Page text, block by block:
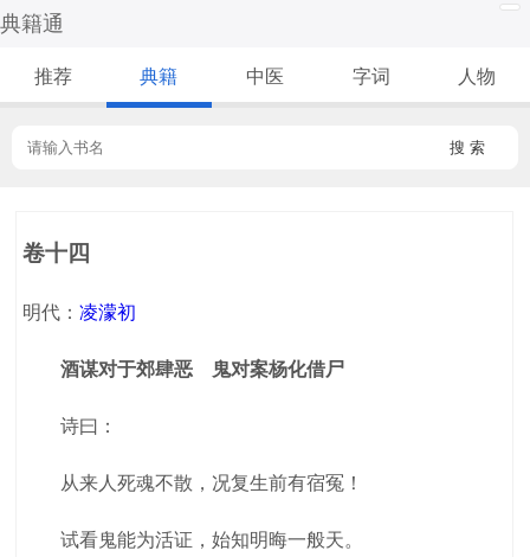
典籍通
推荐 典籍 中医 字词 人物
搜 索
卷十四
明代：凌濛初
酒谋对于郊肆恶 鬼对案杨化借尸
诗曰：
从来人死魂不散，况复生前有宿冤！
试看鬼能为活证，始知明晦一般天。